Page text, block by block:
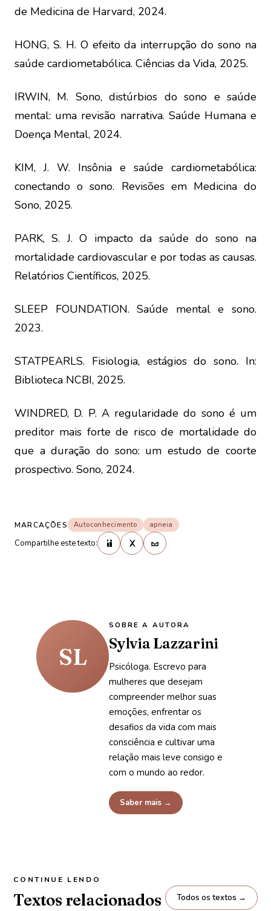
de Medicina de Harvard, 2024.
HONG, S. H. O efeito da interrupção do sono na
saúde cardiometabólica. Ciências da Vida, 2025.
IRWIN, M. Sono, distúrbios do sono e saúde
mental: uma revisão narrativa. Saúde Humana e
Doença Mental, 2024.
KIM, J. W. Insônia e saúde cardiometabólica:
conectando o sono. Revisões em Medicina do
Sono, 2025.
PARK, S. J. O impacto da saúde do sono na
mortalidade cardiovascular e por todas as causas.
Relatórios Científicos, 2025.
SLEEP FOUNDATION. Saúde mental e sono.
2023.
STATPEARLS. Fisiologia, estágios do sono. In:
Biblioteca NCBI, 2025.
WINDRED, D. P. A regularidade do sono é um
preditor mais forte de risco de mortalidade do
que a duração do sono: um estudo de coorte
prospectivo. Sono, 2024.
MARCAÇÕES Autoconhecimento apneia
Compartilhe este texto:
SL
SOBRE A AUTORA
Sylvia Lazzarini
Psicóloga. Escrevo para
mulheres que desejam
compreender melhor suas
emoções, enfrentar os
desafios da vida com mais
consciência e cultivar uma
relação mais leve consigo e
com o mundo ao redor.
Saber mais →
CONTINUE LENDO
Textos relacionados Todos os textos →